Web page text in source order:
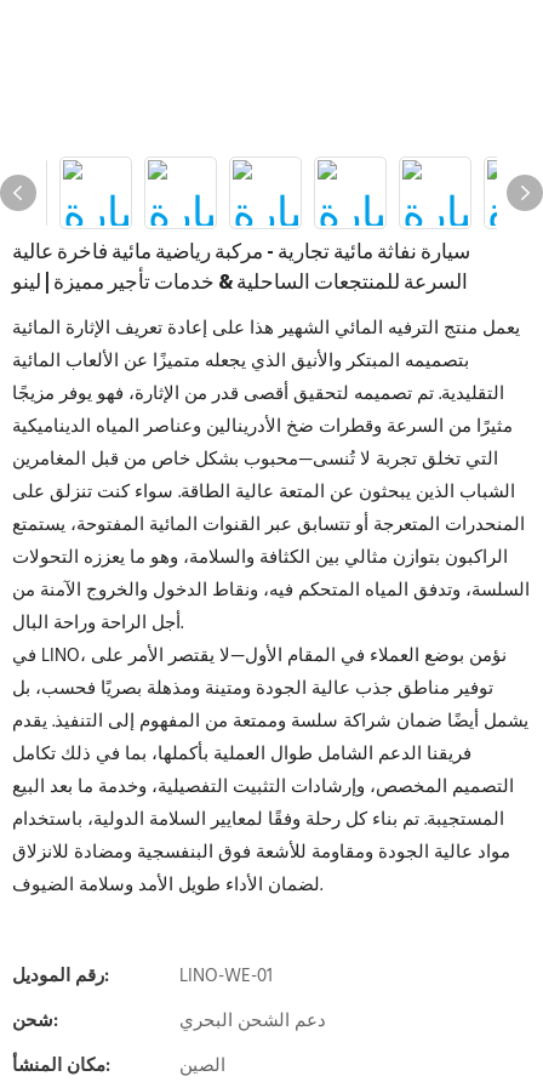
سيارة نفاثة مائية تجارية - مركبة رياضية مائية فاخرة عالية
السرعة للمنتجعات الساحلية & خدمات تأجير مميزة | لينو
يعمل منتج الترفيه المائي الشهير هذا على إعادة تعريف الإثارة المائية
بتصميمه المبتكر والأنيق الذي يجعله متميزًا عن الألعاب المائية
التقليدية. تم تصميمه لتحقيق أقصى قدر من الإثارة، فهو يوفر مزيجًا
مثيرًا من السرعة وقطرات ضخ الأدرينالين وعناصر المياه الديناميكية
التي تخلق تجربة لا تُنسى—محبوب بشكل خاص من قبل المغامرين
الشباب الذين يبحثون عن المتعة عالية الطاقة. سواء كنت تنزلق على
المنحدرات المتعرجة أو تتسابق عبر القنوات المائية المفتوحة، يستمتع
الراكبون بتوازن مثالي بين الكثافة والسلامة، وهو ما يعززه التحولات
السلسة، وتدفق المياه المتحكم فيه، ونقاط الدخول والخروج الآمنة من
أجل الراحة وراحة البال.
في LINO، نؤمن بوضع العملاء في المقام الأول—لا يقتصر الأمر على
توفير مناطق جذب عالية الجودة ومتينة ومذهلة بصريًا فحسب، بل
يشمل أيضًا ضمان شراكة سلسة وممتعة من المفهوم إلى التنفيذ. يقدم
فريقنا الدعم الشامل طوال العملية بأكملها، بما في ذلك تكامل
التصميم المخصص، وإرشادات التثبيت التفصيلية، وخدمة ما بعد البيع
المستجيبة. تم بناء كل رحلة وفقًا لمعايير السلامة الدولية، باستخدام
مواد عالية الجودة ومقاومة للأشعة فوق البنفسجية ومضادة للانزلاق
لضمان الأداء طويل الأمد وسلامة الضيوف.
رقم الموديل:
LINO-WE-01
شحن:
دعم الشحن البحري
مكان المنشأ:
الصين